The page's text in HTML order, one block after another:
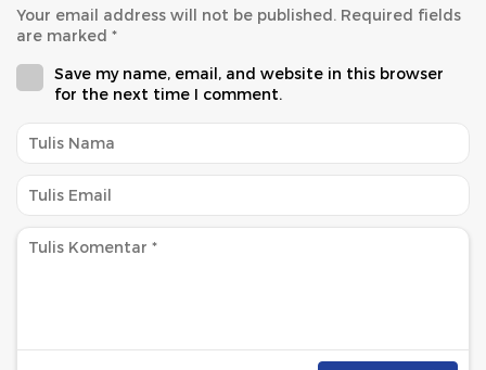
Your email address will not be published. Required fields
are marked *
Save my name, email, and website in this browser
for the next time I comment.